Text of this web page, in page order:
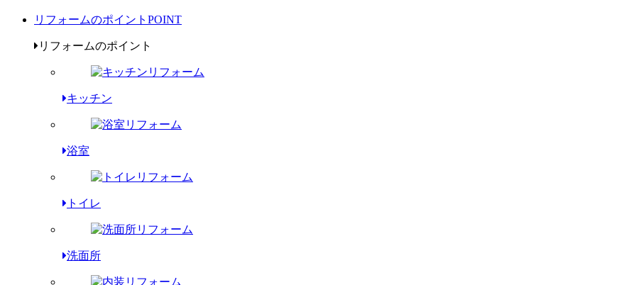
リフォームのポイント POINT
リフォームのポイント
キッチン
浴室
トイレ
洗面所